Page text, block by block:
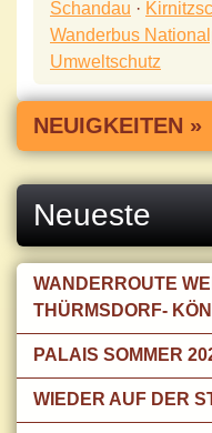
Schandau ·
Wanderbus
Umweltschutz
NEUIGKEITEN »
Neueste
WANDERROUTE
THÜRMSDORF-
PALAIS SOMMER
WIEDER AUF DER